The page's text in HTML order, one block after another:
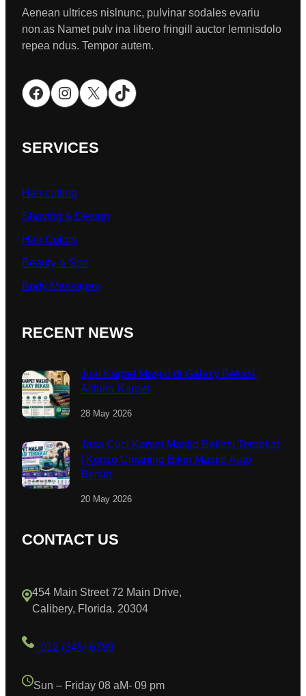
Aenean ultrices nislnunc, pulvinar sodales evariu
non.as Namet pulv ina libero fringill auctor lemnisdolo
repea ndus. Tempor autem.
Facebook Instagram X TikTok
SERVICES
Hair cutting
Shaving & Design
Hair Colors
Beauty & Spa
Body Massages
RECENT NEWS
Jual Karpet Masjid di Galaxy Bekasi |
Alifana Karpet
28 May 2026
Jasa Cuci Karpet Masjid Bekasi Terdekat
| Kenzo Cleaning Bikin Masjid Auto
Bersih
20 May 2026
CONTACT US
454 Main Street 72 Main Drive,
Calibery, Florida. 20304
+012 (345) 6789
Sun – Friday 08 aM- 09 pm